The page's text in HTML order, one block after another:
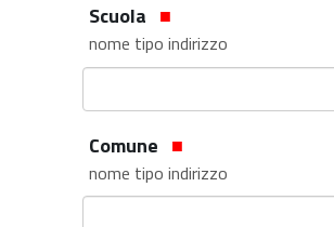
Scuola
nome tipo indirizzo
Comune
nome tipo indirizzo